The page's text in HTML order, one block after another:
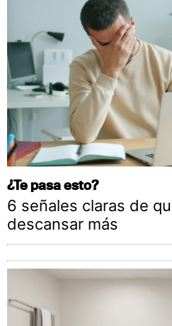
¿Te pasa esto?
6 señales claras de
descansar más